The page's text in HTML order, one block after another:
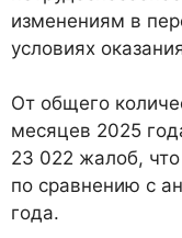
изменениям в
условиях
От общего
месяцев 2025
23 022 жалоб,
по сравнению с
года.